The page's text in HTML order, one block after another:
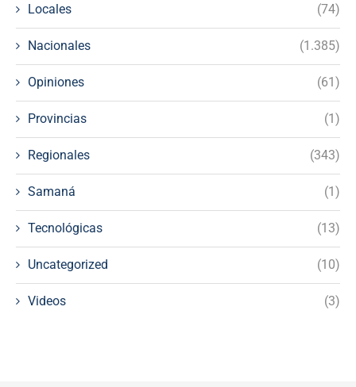
Locales (74)
Nacionales (1.385)
Opiniones (61)
Provincias (1)
Regionales (343)
Samaná (1)
Tecnológicas (13)
Uncategorized (10)
Videos (3)